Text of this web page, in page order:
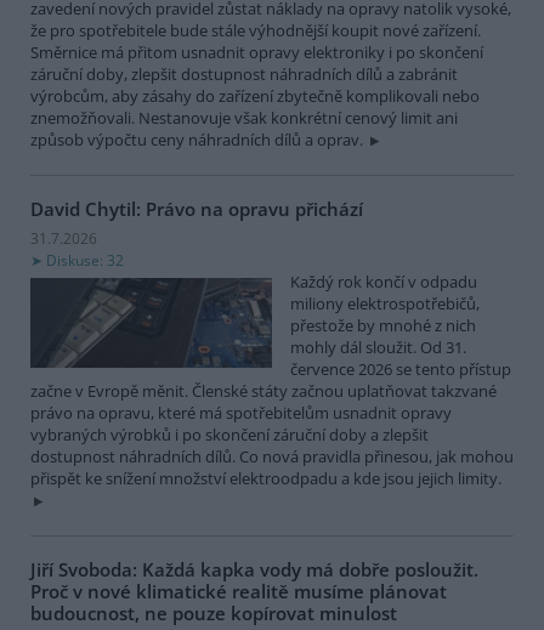
zavedení nových pravidel zůstat náklady na opravy natolik vysoké,
že pro spotřebitele bude stále výhodnější koupit nové zařízení.
Směrnice má přitom usnadnit opravy elektroniky i po skončení
záruční doby, zlepšit dostupnost náhradních dílů a zabránit
výrobcům, aby zásahy do zařízení zbytečně komplikovali nebo
znemožňovali. Nestanovuje však konkrétní cenový limit ani
způsob výpočtu ceny náhradních dílů a oprav.
David Chytil: Právo na opravu přichází
31.7.2026
Diskuse: 32
Každý rok končí v odpadu
miliony elektrospotřebičů,
přestože by mnohé z nich
mohly dál sloužit. Od 31.
července 2026 se tento přístup
začne v Evropě měnit. Členské státy začnou uplatňovat takzvané
právo na opravu, které má spotřebitelům usnadnit opravy
vybraných výrobků i po skončení záruční doby a zlepšit
dostupnost náhradních dílů. Co nová pravidla přinesou, jak mohou
přispět ke snížení množství elektroodpadu a kde jsou jejich limity.
Jiří Svoboda: Každá kapka vody má dobře posloužit.
Proč v nové klimatické realitě musíme plánovat
budoucnost, ne pouze kopírovat minulost